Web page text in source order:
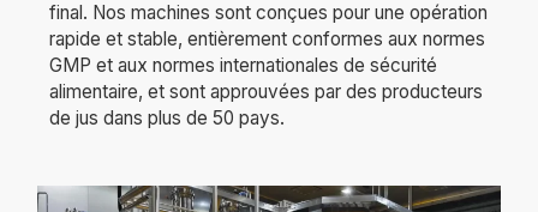
final. Nos machines sont conçues pour une opération
rapide et stable, entièrement conformes aux normes
GMP et aux normes internationales de sécurité
alimentaire, et sont approuvées par des producteurs
de jus dans plus de 50 pays.